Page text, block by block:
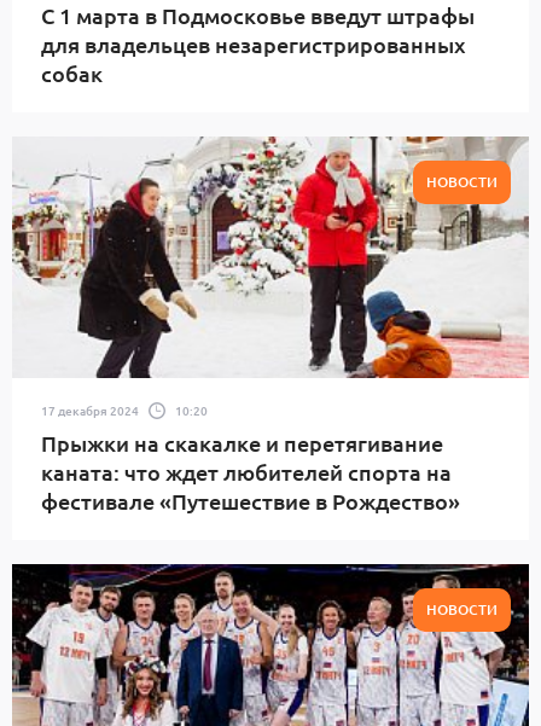
С 1 марта в Подмосковье введут штрафы
для владельцев незарегистрированных
собак
НОВОСТИ
17 декабря 2024 10:20
Прыжки на скакалке и перетягивание
каната: что ждет любителей спорта на
фестивале «Путешествие в Рождество»
НОВОСТИ